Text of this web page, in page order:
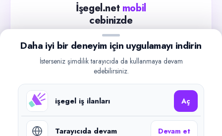
İşegel.net mobil
cebinizde
Güncel iş ilanlarını takip edin, işverenlerle hızlıca
iletişime geçin.
Google Play
©2026işegel.net. Tüm hakları saklıdır.
Daha iyi bir deneyim için uygulamayı indirin
İsterseniz şimdilik tarayıcıda da kullanmaya devam
edebilirsiniz.
işegel iş ilanları Aç
Tarayıcıda devam Devam et